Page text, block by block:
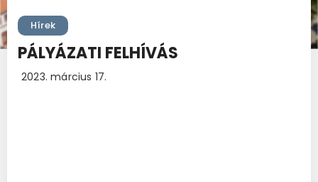
Hírek
PÁLYÁZATI FELHÍVÁS
2023. március 17.